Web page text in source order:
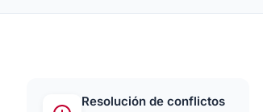
Resolución de conflictos